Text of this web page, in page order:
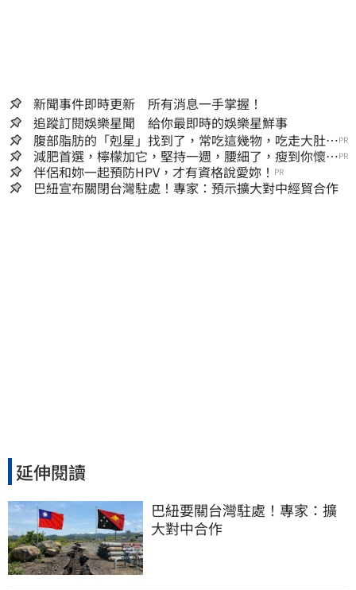
新聞事件即時更新 所有消息一手掌握！
追蹤訂閱娛樂星聞 給你最即時的娛樂星鮮事
腹部脂肪的「剋星」找到了，常吃這幾物，吃走大肚
囊，瘦出小蠻腰
PR
減肥首選，檸檬加它，堅持一週，腰細了，瘦到你懷疑
人生
PR
伴侶和妳一起預防HPV，才有資格說愛妳！ PR
巴紐宣布關閉台灣駐處！專家：預示擴大對中經貿合作
延伸閱讀
巴紐要關台灣駐處！專家：擴
大對中合作